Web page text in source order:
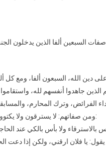
السبعين ألفا الذين يدخلون
جاهدوا أنفسهم لله،
ومن صفاتهم: لا يسترقون ولا يكتوون ولا يتطيرون:
ولا بأس بالكي عند
يا فلان ارقني، ولكن إذا دعت